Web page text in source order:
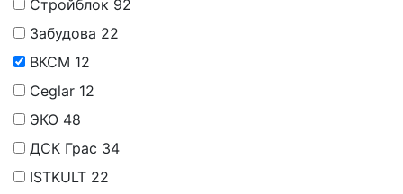
Стройблок 92
Забудова 22
ВКСМ 12
Ceglar 12
ЭКО 48
ДСК Грас 34
ISTKULT 22